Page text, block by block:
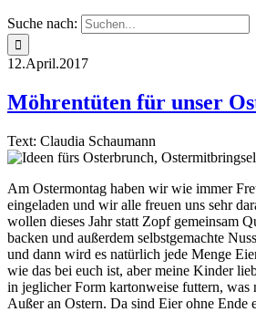
Suche nach:
12.April.2017
Möhrentüten für unser
Text: Claudia Schaumann
Am Ostermontag haben wir wie immer
eingeladen und wir alle freuen uns sehr
wollen dieses Jahr statt Zopf gemeinsam
backen und außerdem selbstgemachte
und dann wird es natürlich jede Menge
wie das bei euch ist, aber meine Kinder
in jeglicher Form kartonweise futtern, was
Außer an Ostern. Da sind Eier ohne